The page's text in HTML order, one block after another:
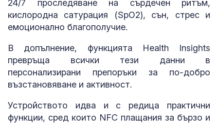
24/7 проследяване на сърдечен ритъм,
кислородна сатурация (SpO2), сън, стрес и
емоционално благополучие.
В допълнение, функцията Health Insights
превръща всички тези данни в
персонализирани препоръки за по-добро
възстановяване и активност.
Устройството идва и с редица практични
функции, сред които NFC плащания за бързо и